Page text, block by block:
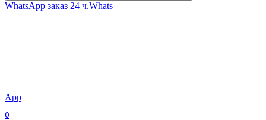
WhatsApp заказ 24 ч.Whats
App
0